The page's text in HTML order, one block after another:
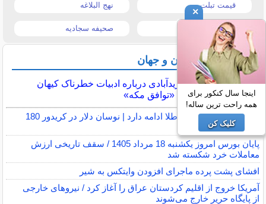
قیمت تبلت نهج البلاغه
تیتر روزنامه ها صحیفه سجادیه
آخرین اخبار ایران و جهان
هشدار زیدآبادی درباره ادبیات خطرناک کیهان
پیرامون «توافق مکه»
صلاح قیمت‌ها در بازار طلا ادامه دارد | نوسان دلار در کریدور 180
هزار تومانی
پایان بورس امروز یکشنبه 18 مرداد 1405 / سقف تاریخی ارزش
معاملات خرد شکسته شد
افشای پشت پرده ماجرای افزودن وایتکس به شیر
آمریکا خروج از اقلیم کردستان عراق را آغاز کرد / نیروهای خارجی
از پایگاه حریر خارج می‌شوند
×
اینجا سال کنکور برای
همه راحت ترین ساله!
کلیک کن